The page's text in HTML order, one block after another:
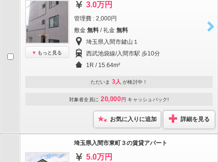
もっと見る
3.0万円
管理費 : 2,000円
敷金 無料 / 礼金 無料
埼玉県入間市鍵山１
西武池袋線/入間市駅 歩10分
1R / 15.64m²
ただいま 3人 が検討中！
対象者全員に 20,000 円 キャッシュバック!
お気に入りに追加 詳細を見る
埼玉県入間市東町３の賃貸アパート
5.0万円